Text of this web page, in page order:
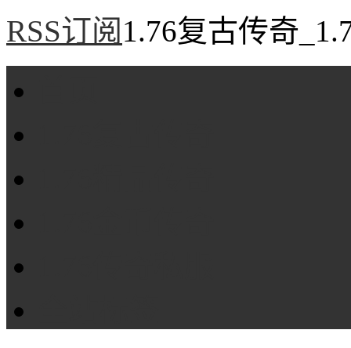
RSS订阅 1.76复古传奇